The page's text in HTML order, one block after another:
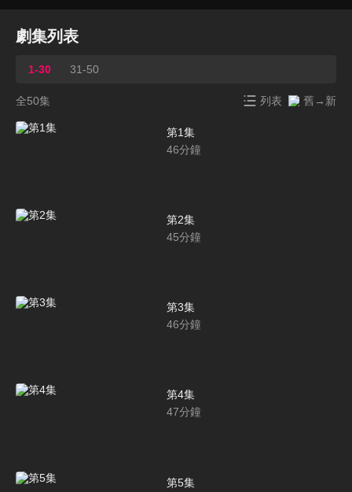
劇集列表
1-30 31-50
全50集 列表 舊→新
第1集
46分鐘
第2集
45分鐘
第3集
46分鐘
第4集
47分鐘
第5集